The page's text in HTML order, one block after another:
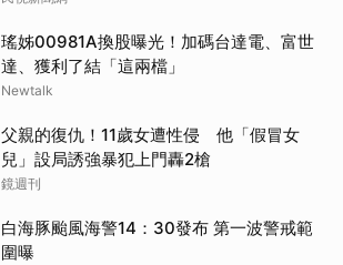
瑤姊00981A換股曝光！加碼台達電、富世
達、獲利了結「這兩檔」
Newtalk
父親的復仇！11歲女遭性侵 他「假冒女
兒」設局誘強暴犯上門轟2槍
鏡週刊
白海豚颱風海警14：30發布 第一波警戒範
圍曝